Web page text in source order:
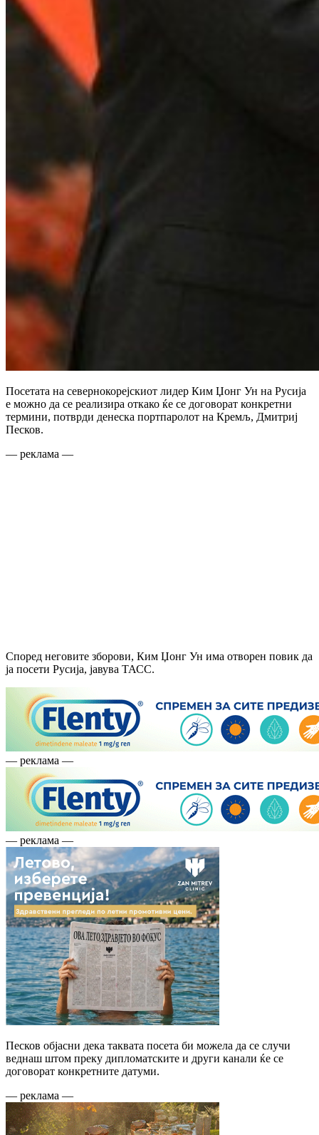
Посетата на севернокорејскиот лидер Ким Џонг Ун на Русија
е можно да се реализира откако ќе се договорат конкретни
термини, потврди денеска портпаролот на Кремљ, Дмитриј
Песков.
— реклама —
Според неговите зборови, Ким Џонг Ун има отворен повик да
ја посети Русија, јавува ТАСС.
— реклама —
— реклама —
Песков објасни дека таквата посета би можела да се случи
веднаш штом преку дипломатските и други канали ќе се
договорат конкретните датуми.
— реклама —